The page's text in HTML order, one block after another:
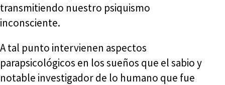
transmitiendo nuestro psiquismo
inconsciente.
A tal punto intervienen aspectos
parapsicológicos en los sueños que el sabio y
notable investigador de lo humano que fue